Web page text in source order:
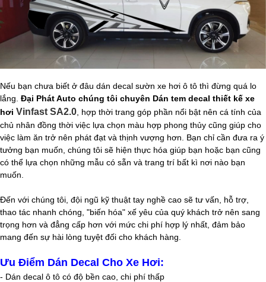
Nếu bạn chưa biết ở đâu dán decal sườn xe hơi ô tô thì đừng quá lo
lắng. Đại Phát Auto chúng tôi chuyên Dán tem decal thiết kế xe
hơi Vinfast SA2.0 , hợp thời trang góp phần nổi bật nên cá tính của
chủ nhân đồng thời việc lựa chọn màu hợp phong thủy cũng giúp cho
việc làm ăn trở nên phát đạt và thịnh vượng hơn. Bạn chỉ cần đưa ra ý
tưởng bạn muốn, chúng tôi sẽ hiện thực hóa giúp bạn hoặc bạn cũng
có thể lựa chọn những mẫu có sẵn và trang trí bất kì nơi nào bạn
muốn.
Đến với chúng tôi, đội ngũ kỹ thuật tay nghề cao sẽ tư vấn, hỗ trợ,
thao tác nhanh chóng, "biến hóa" xế yêu của quý khách trở nên sang
trọng hơn và đẳng cấp hơn với mức chi phí hợp lý nhất, đảm bảo
mang đến sự hài lòng tuyệt đối cho khách hàng.
Ưu Điểm Dán Decal Cho Xe Hơi:
- Dán decal ô tô có độ bền cao, chi phí thấp